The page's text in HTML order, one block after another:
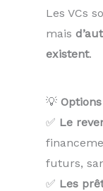
Les VCs
mais
existent.
💡
✅ Le
futurs,
✅ Les